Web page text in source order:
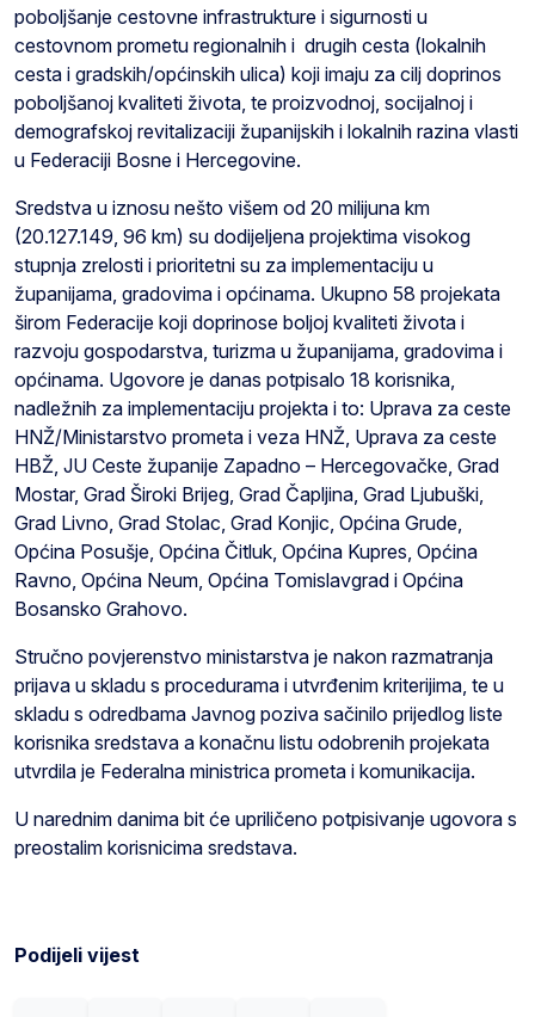
poboljšanje cestovne infrastrukture i sigurnosti u
cestovnom prometu regionalnih i drugih cesta (lokalnih
cesta i gradskih/općinskih ulica) koji imaju za cilj doprinos
poboljšanoj kvaliteti života, te proizvodnoj, socijalnoj i
demografskoj revitalizaciji županijskih i lokalnih razina vlasti
u Federaciji Bosne i Hercegovine.
Sredstva u iznosu nešto višem od 20 milijuna km
(20.127.149, 96 km) su dodijeljena projektima visokog
stupnja zrelosti i prioritetni su za implementaciju u
županijama, gradovima i općinama. Ukupno 58 projekata
širom Federacije koji doprinose boljoj kvaliteti života i
razvoju gospodarstva, turizma u županijama, gradovima i
općinama. Ugovore je danas potpisalo 18 korisnika,
nadležnih za implementaciju projekta i to: Uprava za ceste
HNŽ/Ministarstvo prometa i veza HNŽ, Uprava za ceste
HBŽ, JU Ceste županije Zapadno – Hercegovačke, Grad
Mostar, Grad Široki Brijeg, Grad Čapljina, Grad Ljubuški,
Grad Livno, Grad Stolac, Grad Konjic, Općina Grude,
Općina Posušje, Općina Čitluk, Općina Kupres, Općina
Ravno, Općina Neum, Općina Tomislavgrad i Općina
Bosansko Grahovo.
Stručno povjerenstvo ministarstva je nakon razmatranja
prijava u skladu s procedurama i utvrđenim kriterijima, te u
skladu s odredbama Javnog poziva sačinilo prijedlog liste
korisnika sredstava a konačnu listu odobrenih projekata
utvrdila je Federalna ministrica prometa i komunikacija.
U narednim danima bit će upriličeno potpisivanje ugovora s
preostalim korisnicima sredstava.
Podijeli vijest